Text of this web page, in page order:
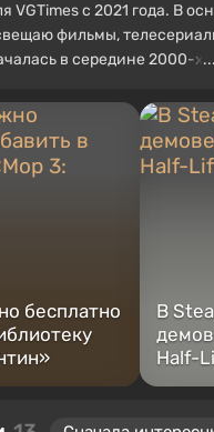
VGTimes с 2021 года. В
фильмы,
в середине 2000-х.
времен включают
...
бесплатно
В
Half-